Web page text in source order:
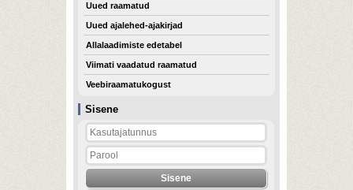
Sisene
Uued raamatud
Uued ajalehed-ajakirjad
Allalaadimiste edetabel
Viimati vaadatud raamatud
Veebiraamatukogust